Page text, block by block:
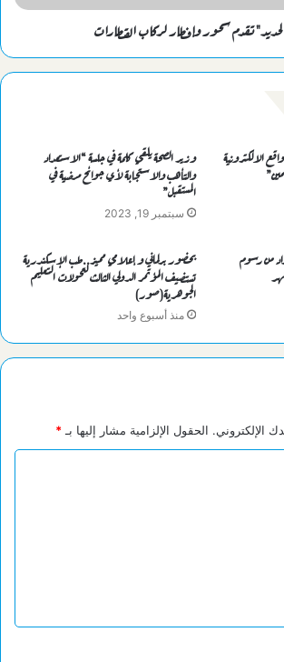
تقدم سحور وإفطار لركاب القطارات
الالكترونية
وزير الصحة يلقي كلمة في جلسة “الاستعداد
والتأهب والاستجابة لأي جوائح مرضية في
المستقبل”
سبتمبر 19, 2023
من رسوم
بحضور برلماني و إعلامي مميز..طب الإسكندرية
تستضيف المؤتمر الدولي الثالث لتحولات التعليم
الجوهرية(صور)
منذ أسبوع واحد
الإلكتروني. الحقول الإلزامية مشار إليها بـ *